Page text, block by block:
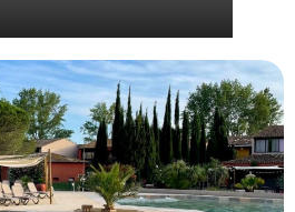
Porto pour Bjorg et Cie